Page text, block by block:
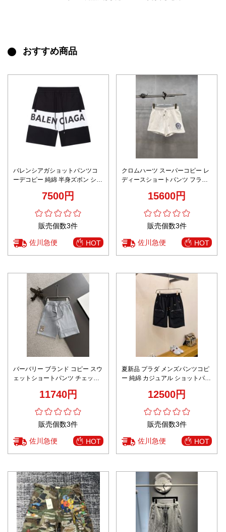
おすすめ商品
バレンシアガショットパンツコ
ーデコピー 純綿 半身ズボン シン
7500円
販売個数3件
佐川急便 HOT
クロムハーツ スーパーコピー レ
ディースショートパンツ フラワ
15600円
販売個数3件
佐川急便 HOT
バーバリー ブランド コピー スウ
ェットショートパンツ チェック
11740円
販売個数3件
佐川急便 HOT
夏新品 プラダ メンズパンツコピ
ー 純綿 カジュアル ショットパン
12500円
販売個数3件
佐川急便 HOT